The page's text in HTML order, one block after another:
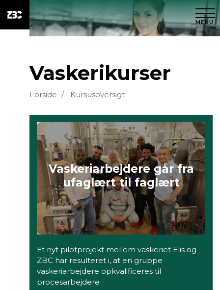
MENU
Vaskerikurser
Forside Kursusoversigt
Vaskeriarbejdere går fra
ufaglært til faglært
Et nyt pilotprojekt mellem vaskeriet Elis og
ZBC har resulteret i, at en gruppe
vaskeriarbejdere opkvalificeres til
procesarbejdere